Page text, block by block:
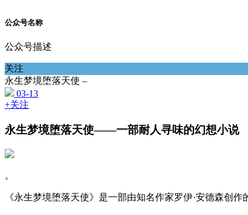
公众号名称
公众号描述
关注
永生梦境堕落天使 –
03-13
+关注
永生梦境堕落天使——一部耐人寻味的幻想小说
。
《永生梦境堕落天使》是一部由知名作家罗伊·安德森创